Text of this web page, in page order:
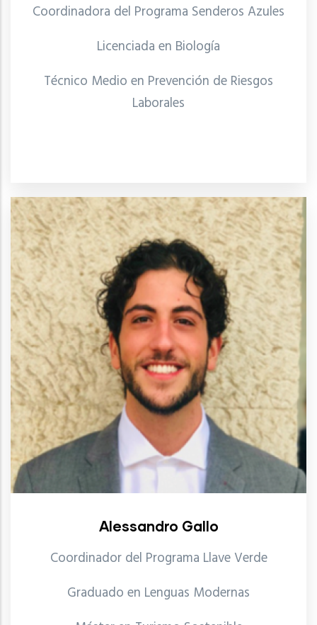
Coordinadora del Programa Senderos Azules
Licenciada en Biología
Técnico Medio en Prevención de Riesgos
Laborales
Alessandro Gallo
Coordinador del Programa Llave Verde
Graduado en Lenguas Modernas